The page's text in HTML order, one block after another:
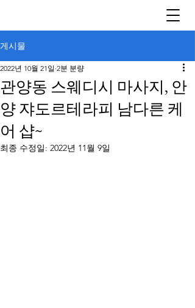
게시물
관양동 스웨디시 마사지, 안
양 쟈도르테라피 남다른 케
어 샵~
2022년 10월 21일 2분 분량
최종 수정일: 2022년 11월 9일